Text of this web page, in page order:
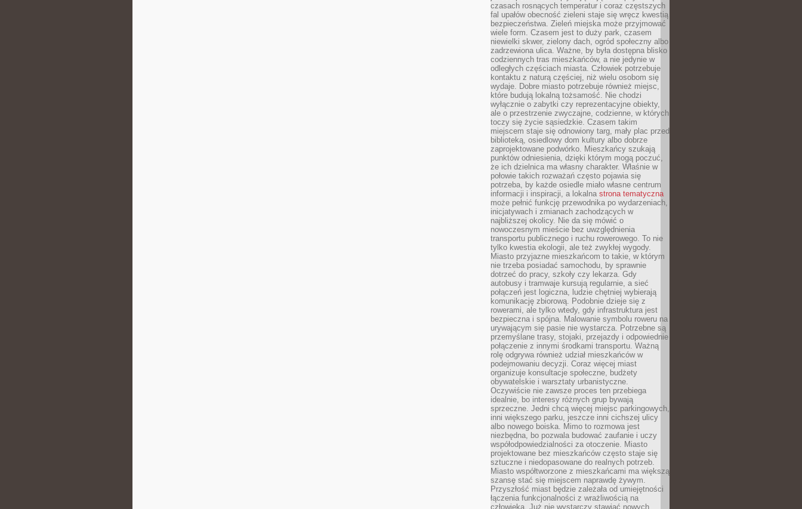
czasach rosnących temperatur i coraz częstszych
fal upałów obecność zieleni staje się wręcz kwestią
bezpieczeństwa. Zieleń miejska może przyjmować
wiele form. Czasem jest to duży park, czasem
niewielki skwer, zielony dach, ogród społeczny albo
zadrzewiona ulica. Ważne, by była dostępna blisko
codziennych tras mieszkańców, a nie jedynie w
odległych częściach miasta. Człowiek potrzebuje
kontaktu z naturą częściej, niż wielu osobom się
wydaje. Dobre miasto potrzebuje również miejsc,
które budują lokalną tożsamość. Nie chodzi
wyłącznie o zabytki czy reprezentacyjne obiekty,
ale o przestrzenie zwyczajne, codzienne, w których
toczy się życie sąsiedzkie. Czasem takim
miejscem staje się odnowiony targ, mały plac przed
biblioteką, osiedlowy dom kultury albo dobrze
zaprojektowane podwórko. Mieszkańcy szukają
punktów odniesienia, dzięki którym mogą poczuć,
że ich dzielnica ma własny charakter. Właśnie w
połowie takich rozważań często pojawia się
potrzeba, by każde osiedle miało własne centrum
informacji i inspiracji, a lokalna strona tematyczna
może pełnić funkcję przewodnika po wydarzeniach,
inicjatywach i zmianach zachodzących w
najbliższej okolicy. Nie da się mówić o
nowoczesnym mieście bez uwzględnienia
transportu publicznego i ruchu rowerowego. To nie
tylko kwestia ekologii, ale też zwykłej wygody.
Miasto przyjazne mieszkańcom to takie, w którym
nie trzeba posiadać samochodu, by sprawnie
dotrzeć do pracy, szkoły czy lekarza. Gdy
autobusy i tramwaje kursują regularnie, a sieć
połączeń jest logiczna, ludzie chętniej wybierają
komunikację zbiorową. Podobnie dzieje się z
rowerami, ale tylko wtedy, gdy infrastruktura jest
bezpieczna i spójna. Malowanie symbolu roweru na
urywającym się pasie nie wystarcza. Potrzebne są
przemyślane trasy, stojaki, przejazdy i odpowiednie
połączenie z innymi środkami transportu. Ważną
rolę odgrywa również udział mieszkańców w
podejmowaniu decyzji. Coraz więcej miast
organizuje konsultacje społeczne, budżety
obywatelskie i warsztaty urbanistyczne.
Oczywiście nie zawsze proces ten przebiega
idealnie, bo interesy różnych grup bywają
sprzeczne. Jedni chcą więcej miejsc parkingowych,
inni większego parku, jeszcze inni cichszej ulicy
albo nowego boiska. Mimo to rozmowa jest
niezbędna, bo pozwala budować zaufanie i uczy
współodpowiedzialności za otoczenie. Miasto
projektowane bez mieszkańców często staje się
sztuczne i niedopasowane do realnych potrzeb.
Miasto współtworzone z mieszkańcami ma większą
szansę stać się miejscem naprawdę żywym.
Przyszłość miast będzie zależała od umiejętności
łączenia funkcjonalności z wrażliwością na
człowieka. Już nie wystarczy stawiać nowych